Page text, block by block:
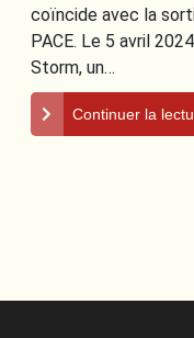
coïncide avec la
PACE. Le 5 avril
Storm, un…
Continuer la